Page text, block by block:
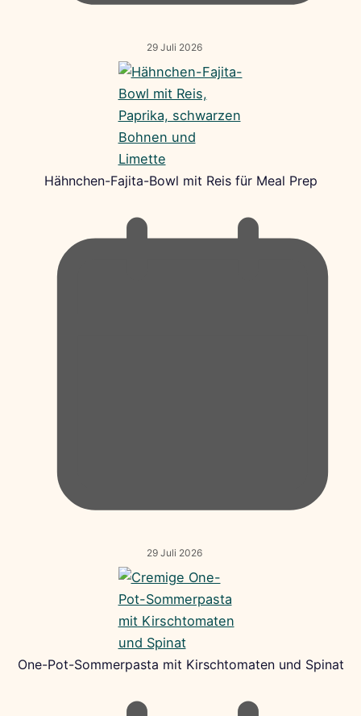
29 Juli 2026
Hähnchen-Fajita-Bowl mit Reis für Meal Prep
29 Juli 2026
One-Pot-Sommerpasta mit Kirschtomaten und Spinat